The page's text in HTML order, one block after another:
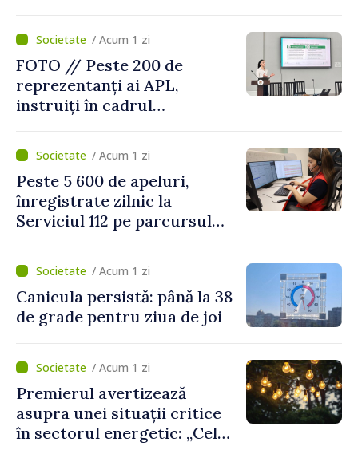
/ Acum 1 zi
FOTO // Peste 200 de
reprezentanți ai APL,
instruiți în cadrul
Mediu privind aplicarea a
două regulamente din
domeniu
/ Acum 1 zi
Peste 5 600 de apeluri,
înregistrate zilnic la
Serviciul 112 pe parcursul
cetățeni au solicitat
ambulanța/ Acum 1 zi
Canicula persistă: până la 38
de grade pentru ziua de joi
/ Acum 1 zi
Premierul avertizează
asupra unei situații critice
în sectorul energetic: „Cel